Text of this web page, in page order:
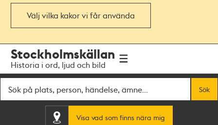
Välj vilka kakor vi får använda
navigationen
huvudinnehållet
Stockholmskällan
Historia i ord, ljud och bild
Sök
Visa vad som finns nära mig